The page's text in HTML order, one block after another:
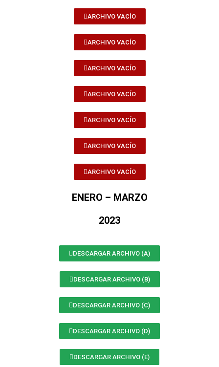
ARCHIVO VACÍO
ARCHIVO VACÍO
ARCHIVO VACÍO
ARCHIVO VACÍO
ARCHIVO VACÍO
ARCHIVO VACÍO
ARCHIVO VACÍO
ENERO – MARZO
2023
DESCARGAR ARCHIVO (A)
DESCARGAR ARCHIVO (B)
DESCARGAR ARCHIVO (C)
DESCARGAR ARCHIVO (D)
DESCARGAR ARCHIVO (E)